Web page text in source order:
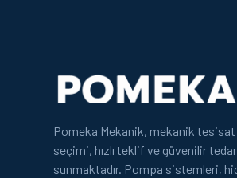
Pomeka Mekanik, mekanik
seçimi, hızlı teklif ve güvenilir
sunmaktadır. Pompa sistemleri,